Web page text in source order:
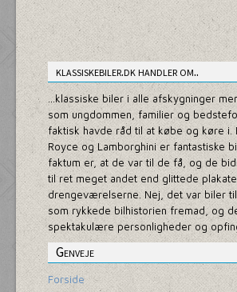
klassiskebiler.dk handler om..
...klassiske biler i alle afskygninger
som ungdommen, familier og
faktisk havde råd til at købe og køre i.
Royce og Lamborghini er fantastiske
faktum er, at de var til de få, og de
til ret meget andet end glittede
drengeværelserne. Nej, det var biler
som rykkede bilhistorien fremad, og
spektakulære personligheder og
Genveje
Forside